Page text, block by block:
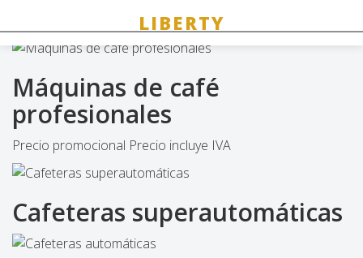
Equipo de café
Máquinas de café
profesionales
Precio promocional Precio incluye IVA
Cafeteras superautomáticas